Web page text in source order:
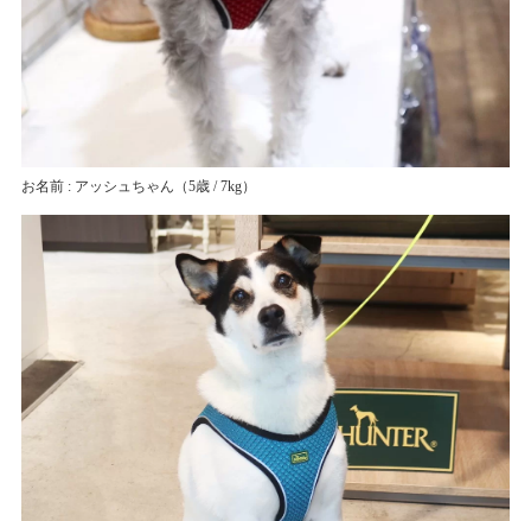
お名前 : アッシュちゃん （5歳 / 7kg）